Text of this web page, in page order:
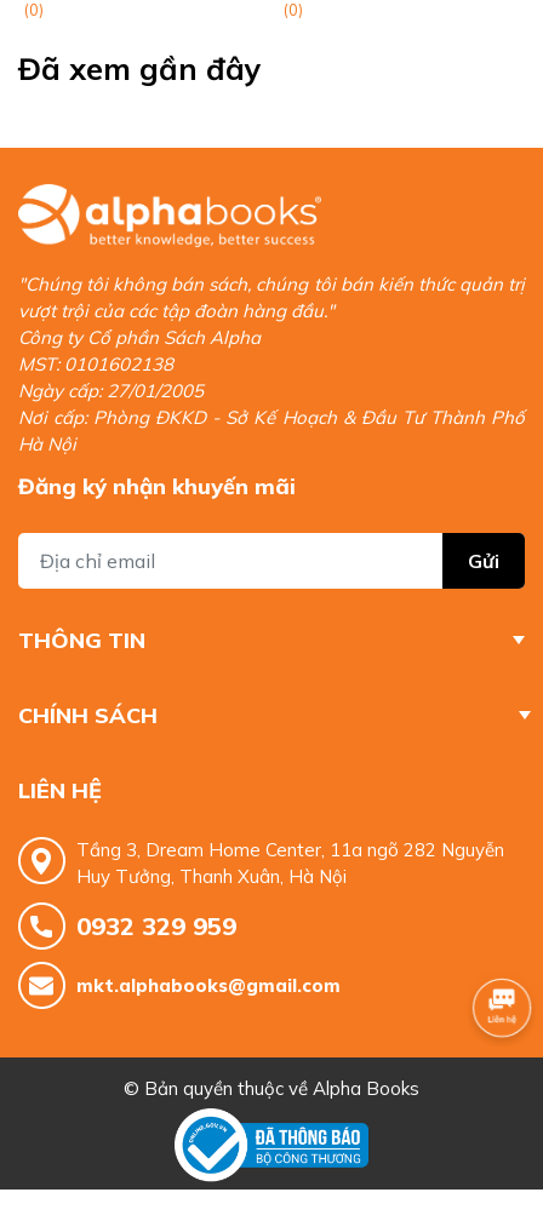
(0) (0)
Đã xem gần đây
"Chúng tôi không bán sách, chúng tôi bán kiến thức quản trị
vượt trội của các tập đoàn hàng đầu."
Công ty Cổ phần Sách Alpha
MST: 0101602138
Ngày cấp: 27/01/2005
Nơi cấp: Phòng ĐKKD - Sở Kế Hoạch & Đầu Tư Thành Phố
Hà Nội
Đăng ký nhận khuyến mãi
Gửi
THÔNG TIN
CHÍNH SÁCH
LIÊN HỆ
Tầng 3, Dream Home Center, 11a ngõ 282 Nguyễn
Huy Tưởng, Thanh Xuân, Hà Nội
0932 329 959
mkt.alphabooks@gmail.com
© Bản quyền thuộc về Alpha Books